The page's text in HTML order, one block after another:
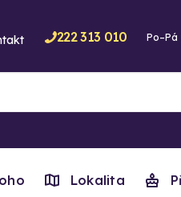
222 313 010 Po–Pá
Lokalita